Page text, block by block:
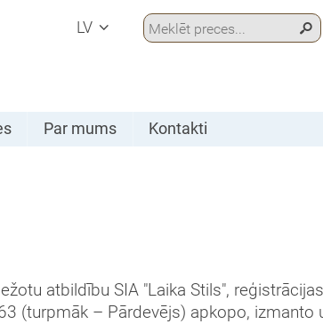
LV
Par mums Kontakti
atbildību SIA "Laika Stils",
(turpmāk – Pārdevējs) apkopo, izmanto